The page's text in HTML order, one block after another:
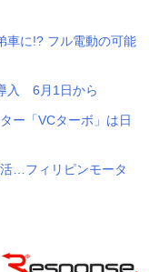
車に!? フル電動の可能
入 6月1日から
ー「VCターボ」は日
…フィリピンモータ